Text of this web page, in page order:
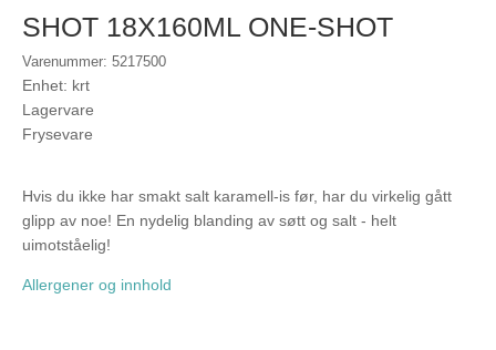
SHOT 18X160ML ONE-SHOT
Varenummer: 5217500
Enhet: krt
Lagervare
Frysevare
Hvis du ikke har smakt salt karamell-is før, har du virkelig gått
glipp av noe! En nydelig blanding av søtt og salt - helt
uimotståelig!
Allergener og innhold